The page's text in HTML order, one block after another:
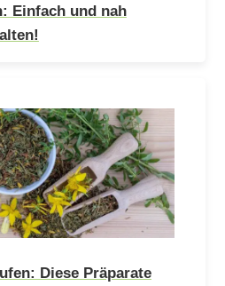
Einfach und nah
Diese Präparate